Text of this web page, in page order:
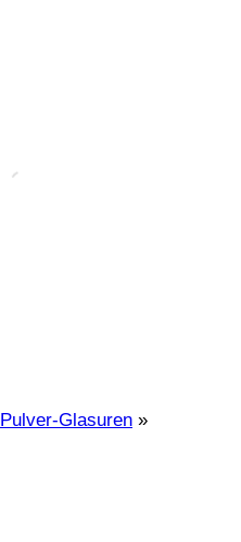
Pulver-Glasuren »